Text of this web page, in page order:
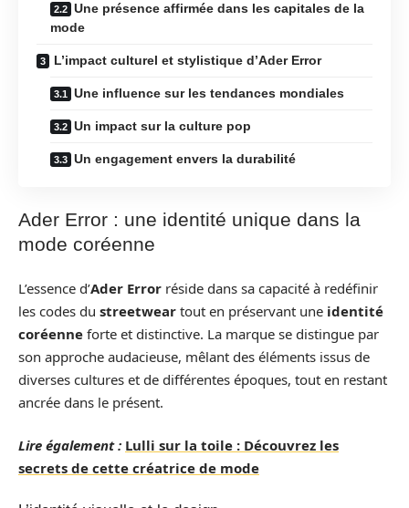
Une présence affirmée dans les capitales de la
mode
L’impact culturel et stylistique d’Ader Error
Une influence sur les tendances mondiales
Un impact sur la culture pop
Un engagement envers la durabilité
Ader Error : une identité unique dans la
mode coréenne
L’essence d’Ader Error réside dans sa capacité à redéfinir
les codes du streetwear tout en préservant une identité
coréenne forte et distinctive. La marque se distingue par
son approche audacieuse, mêlant des éléments issus de
diverses cultures et de différentes époques, tout en restant
ancrée dans le présent.
Lire également : Lulli sur la toile : Découvrez les
secrets de cette créatrice de mode